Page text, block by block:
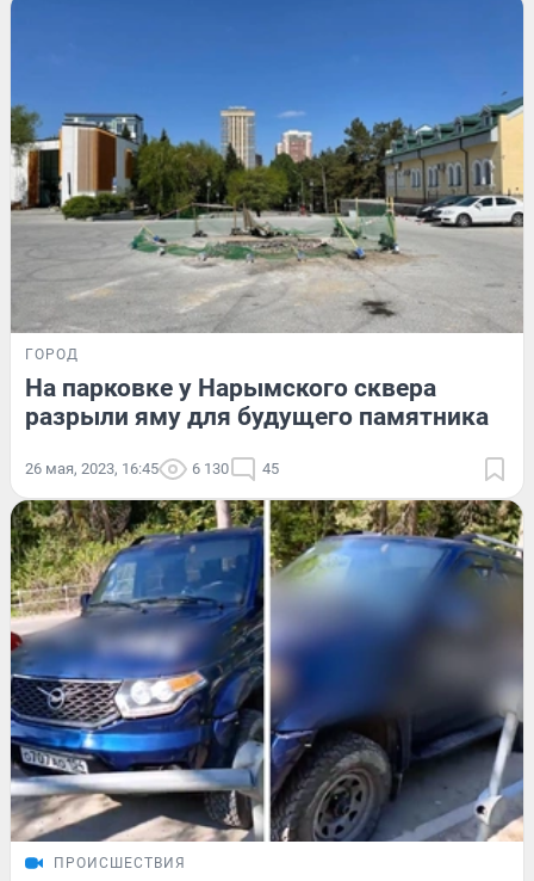
ГОРОД
На парковке у Нарымского сквера
разрыли яму для будущего памятника
26 мая, 2023, 16:45 6 130 45
ПРОИСШЕСТВИЯ